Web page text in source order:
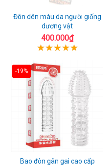
Đôn dên màu da người giống
dương vật
400.000₫
-19%
Bao đôn gân gai cao cấp